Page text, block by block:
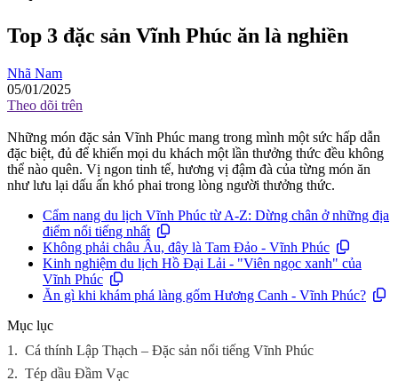
Top 3 đặc sản Vĩnh Phúc ăn là nghiền
Nhã Nam
05/01/2025
Theo dõi trên
Những món đặc sản Vĩnh Phúc mang trong mình một sức hấp dẫn
đặc biệt, đủ để khiến mọi du khách một lần thưởng thức đều không
thể nào quên. Vị ngon tinh tế, hương vị đậm đà của từng món ăn
như lưu lại dấu ấn khó phai trong lòng người thưởng thức.
Cẩm nang du lịch Vĩnh Phúc từ A-Z: Dừng chân ở những địa
điểm nổi tiếng nhất
Không phải châu Âu, đây là Tam Đảo - Vĩnh Phúc
Kinh nghiệm du lịch Hồ Đại Lải - "Viên ngọc xanh" của
Vĩnh Phúc
Ăn gì khi khám phá làng gốm Hương Canh - Vĩnh Phúc?
Mục lục
1. Cá thính Lập Thạch – Đặc sản nổi tiếng Vĩnh Phúc
2. Tép dầu Đầm Vạc